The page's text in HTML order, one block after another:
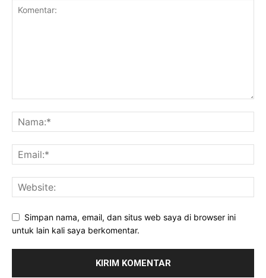
Simpan nama, email, dan situs web saya di browser ini
untuk lain kali saya berkomentar.